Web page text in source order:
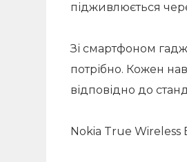
підживлюється
Зі смартфоном
потрібно. Кожен
відповідно до
Nokia True Wireless